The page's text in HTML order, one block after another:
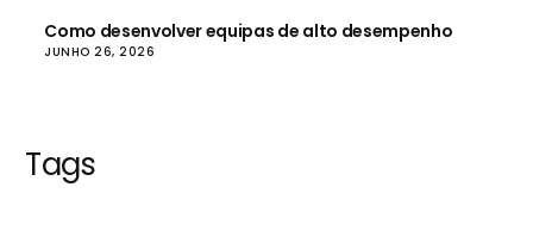
Como desenvolver equipas de alto desempenho
JUNHO 26, 2026
Tags